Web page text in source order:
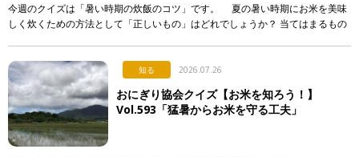
今週のクイズは「暑い時期の炊飯のコツ」です。 夏の暑い時期にお米を美味
しく炊くための方法として「正しいもの」はどれでしょうか？ 当てはまるもの
知る 2026.07.26
おにぎり協会クイズ【お米を知ろう！】
Vol.593「猛暑からお米を守る工夫」